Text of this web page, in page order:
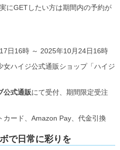
にGETしたい方は期間内の予約が
日16時 ～ 2025年10月24日16時
女ハイジ公式通販ショップ「ハイジ
公式通販にて受付、期間限定受注
カード、Amazon Pay、代金引換
で日常に彩りを